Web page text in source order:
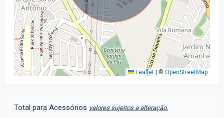
Leaflet © OpenStreetMap
Total para Acessórios valores sujeitos a alteração.